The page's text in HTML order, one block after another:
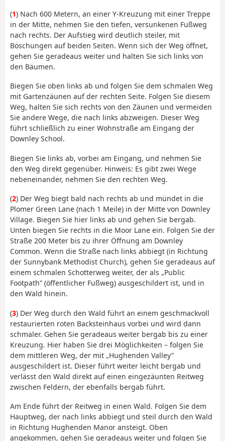
(1) Nach 600 Metern, an einer Y-Kreuzung mit einer Treppe
in der Mitte, nehmen Sie den tiefen, versunkenen Fußweg
nach rechts. Der Aufstieg wird deutlich steiler, mit
Böschungen auf beiden Seiten. Wenn sich der Weg öffnet,
gehen Sie geradeaus weiter und halten Sie sich links von
den Bäumen.
Biegen Sie oben links ab und folgen Sie dem schmalen Weg
mit Gartenzäunen auf der rechten Seite. Folgen Sie diesem
Weg, halten Sie sich rechts von den Zäunen und vermeiden
Sie andere Wege, die nach links abzweigen. Dieser Weg
führt schließlich zu einer Wohnstraße am Eingang der
Downley School.
Biegen Sie links ab, vorbei am Eingang, und nehmen Sie
den Weg direkt gegenüber. Hinweis: Es gibt zwei Wege
nebeneinander, nehmen Sie den rechten Weg.
(2) Der Weg biegt bald nach rechts ab und mündet in die
Plomer Green Lane (nach 1 Meile) in der Mitte von Downley
Village. Biegen Sie hier links ab und gehen Sie bergab.
Unten biegen Sie rechts in die Moor Lane ein. Folgen Sie der
Straße 200 Meter bis zu ihrer Öffnung am Downley
Common. Wenn die Straße nach links abbiegt (in Richtung
der Sunnybank Methodist Church), gehen Sie geradeaus auf
einem schmalen Schotterweg weiter, der als „Public
Footpath” (öffentlicher Fußweg) ausgeschildert ist, und in
den Wald hinein.
(3) Der Weg durch den Wald führt an einem geschmackvoll
restaurierten roten Backsteinhaus vorbei und wird dann
schmaler. Gehen Sie geradeaus weiter bergab bis zu einer
Kreuzung. Hier haben Sie drei Möglichkeiten – folgen Sie
dem mittleren Weg, der mit „Hughenden Valley”
ausgeschildert ist. Dieser führt weiter leicht bergab und
verlässt den Wald direkt auf einen eingezäunten Reitweg
zwischen Feldern, der ebenfalls bergab führt.
Am Ende führt der Reitweg in einen Wald. Folgen Sie dem
Hauptweg, der nach links abbiegt und steil durch den Wald
in Richtung Hughenden Manor ansteigt. Oben
angekommen, gehen Sie geradeaus weiter und folgen Sie